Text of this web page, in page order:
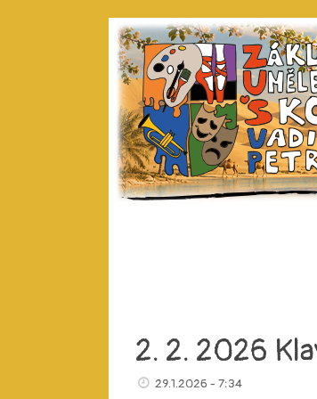
2. 2. 2026
29.1.2026 - 7:34